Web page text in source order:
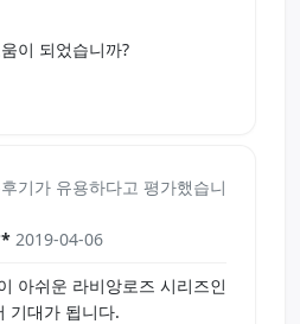
이 되었습니까?
기가 유용하다고 평가했습니
2019-04-06
아쉬운 라비앙로즈 시리즈인
기대가 됩니다.